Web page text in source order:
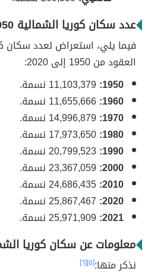
عدد سكان كوريا الشمالية 1950-2020
فيما يلي، استعراض لعدد سكان
العقود من 1950 إلى 2020:
1950:
1960:
1970:
1980:
1990:
2000:
2010:
2020:
2021:
معلومات عن سكان كوريا
نذكر منها:[٥] [٦]